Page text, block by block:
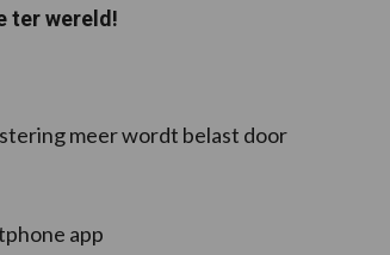
ter wereld!
meer wordt belast door
app